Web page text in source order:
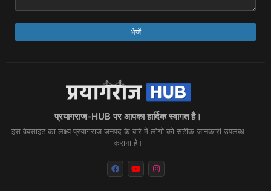
प्रयागराज-HUB पर आपका हार्दिक स्वागत है।
इस वेबसाइट का लक्ष्य प्रयागराज जनपद के बारे में लोगों को सटीक जानकारी उपलब्ध
कराना है।